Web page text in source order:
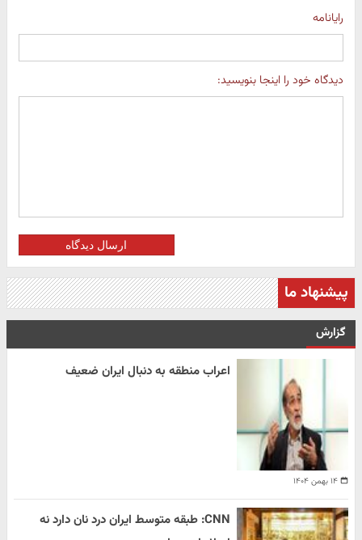
رایانامه
دیدگاه خود را اینجا بنویسید:
ارسال دیدگاه
پیشنهاد ما
گزارش
۱۴ بهمن ۱۴۰۴
اعراب منطقه به دنبال ایران ضعیف
CNN: طبقه متوسط ایران درد نان دارد نه